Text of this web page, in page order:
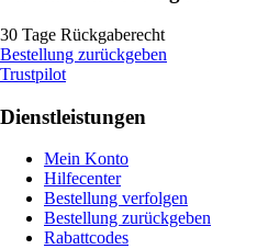
30 Tage Rückgaberecht
Bestellung zurückgeben
Trustpilot
Dienstleistungen
Mein Konto
Hilfecenter
Bestellung verfolgen
Bestellung zurückgeben
Rabattcodes